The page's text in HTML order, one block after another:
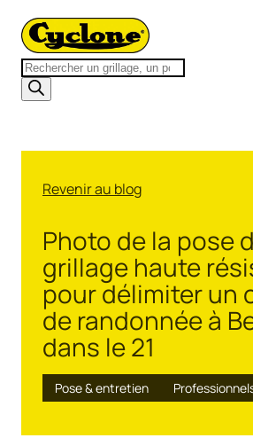
Recherche
de
produits
Revenir au blog
Photo de la pose
grillage haute
pour délimiter un
de randonnée à
dans le 21
Pose & entretien